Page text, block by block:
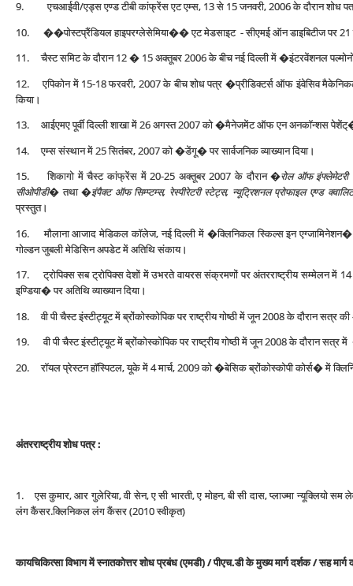
9. एचआईवी/एड्स एण्‍ड टीबी कांफ्रेंस एट एम्‍स, 13 से 15 जनवरी, 2006 के दौरान शोध
10. ��पोस्‍टप्रैंडियल हाइपरग्‍ले‍सेमिया�� एट मेडसाइट - सीएमई ऑन डाइबिटीज पर 21
11. चैस्‍ट समिट के दौरान 12 � 15 अक्‍तूबर 2006 के बीच नई दिल्‍ली में �इंटरवेंशनल
12. एपिकोन में 15-18 फरवरी, 2007 के बीच शोध पत्र �प्रीडिक्‍टर्स ऑफ इंवेसिव
किया।
13. आईएमए पूर्वी दिल्‍ली शाखा में 26 अगस्‍त 2007 को �मैनेजमेंट ऑफ एन अनकॉन्‍शस पेशेंट्�
14. एम्‍स संस्‍थान में 25 सितंबर, 2007 को �डेंगू� पर सार्वजनिक व्‍याख्‍यान दिया।
15. शिकागो में चैस्‍ट कांफ्रेंस में 20-25 अक्‍तूबर 2007 के दौरान �रोल ऑफ इंफ्लेमेटरी
सीओपीडी�तथा �इंपैक्‍ट ऑफ सिम्‍प्‍टम्‍स, रेस्‍पीरेटरी स्‍टेट्स, न्‍यूट्रिशनल प्रोफाइल एण्‍ड
प्रस्‍तुत।
16. मौलाना आजाद मेडिकल कॉलेज, नई दिल्‍ली में �क्लिनिकल स्किल्‍स इन
गोल्‍डन जुबली मेडिसिन अपडेट में अतिथि संकाय।
17. ट्रोपिक्‍स सब ट्रोपिक्‍स देशों में उभरते वायरस संक्रमणों पर अंतरराष्‍ट्रीय सम्‍मेलन में
इण्डिया� पर अतिथि व्‍याख्‍यान दिया।
18. वी पी चैस्‍ट इंस्‍टीट्यूट में ब्रोंकोस्‍कोपिक पर राष्‍ट्रीय गोष्‍ठी में जून 2008 के दौरान सत्र
19. वी पी चैस्‍ट इंस्‍टीट्यूट में ब्रोंकोस्‍कोपिक पर राष्‍ट्रीय गोष्‍ठी में जून 2008 के दौरान
20. रॉयल प्रेस्‍टन हॉस्पिटल, यूके में 4 मार्च, 2009 को �बेसिक ब्रोंकोस्‍कोपी कोर्स� में
अंतरराष्‍ट्रीय शोध पत्र :
1. एस कुमार, आर गुलेरिया, वी सेन, ए सी भारती, ए मोहन, बी सी दास, प्‍लाज्‍मा न्‍यू‍क्लियो सम
लंग कैंसर.क्लिनिकल लंग कैंसर (2010 स्‍वीकृत)
कायचिकित्‍सा विभाग में स्‍नातकोत्तर शोध प्रबंध (एमडी) / पीएच.डी के मुख्‍य मार्ग दर्शक / सह मार्ग